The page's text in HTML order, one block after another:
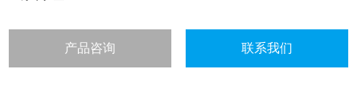
产品咨询 联系我们